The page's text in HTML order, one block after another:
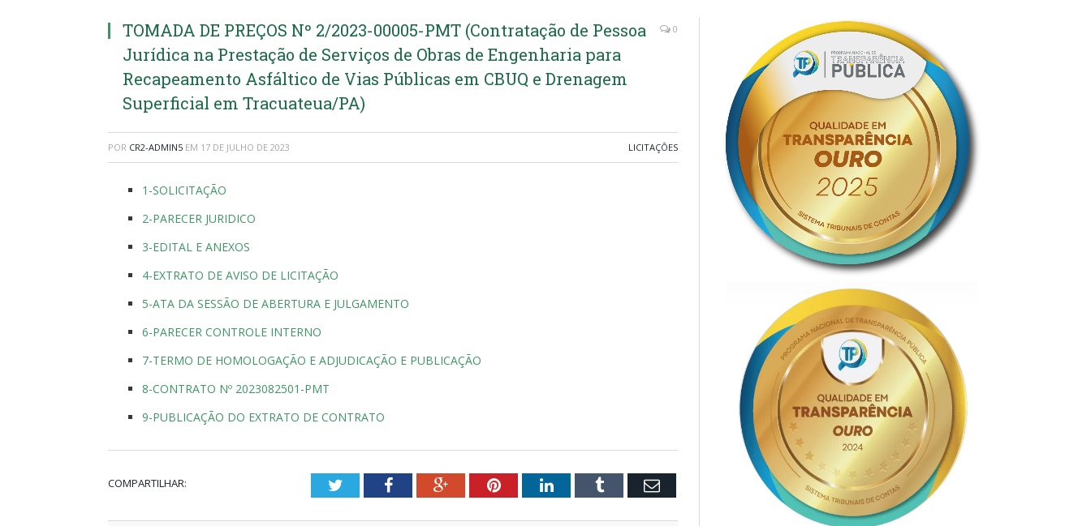
TOMADA DE PREÇOS Nº 2/2023-00005-PMT (Contratação de Pessoa
Jurídica na Prestação de Serviços de Obras de Engenharia para
Recapeamento Asfáltico de Vias Públicas em CBUQ e Drenagem
Superficial em Tracuateua/PA)
0
POR CR2-ADMIN5 EM 17 DE JULHO DE 2023 LICITAÇÕES
1-SOLICITAÇÃO
2-PARECER JURIDICO
3-EDITAL E ANEXOS
4-EXTRATO DE AVISO DE LICITAÇÃO
5-ATA DA SESSÃO DE ABERTURA E JULGAMENTO
6-PARECER CONTROLE INTERNO
7-TERMO DE HOMOLOGAÇÃO E ADJUDICAÇÃO E PUBLICAÇÃO
8-CONTRATO Nº 2023082501-PMT
9-PUBLICAÇÃO DO EXTRATO DE CONTRATO
COMPARTILHAR: TwitterFacebookGoogle+PinterestLinkedInTumblr Email